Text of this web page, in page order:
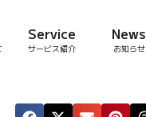
Service
サービス紹介
News
お知らせ